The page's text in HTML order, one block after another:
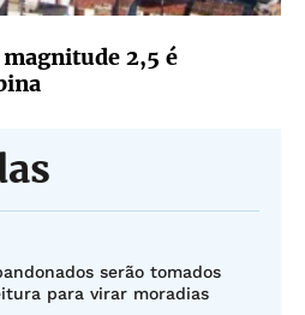
2,5 é
serão tomados
para virar moradias